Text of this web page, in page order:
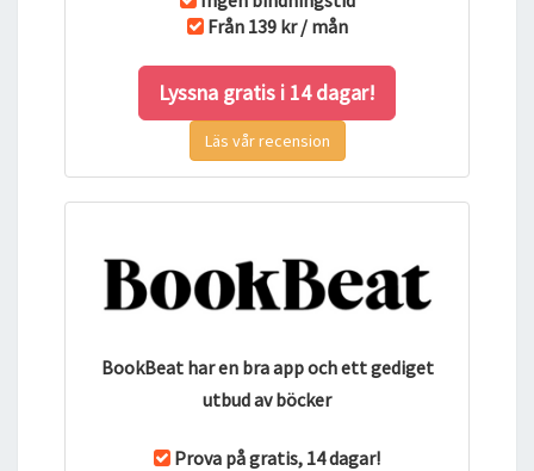
Från 139 kr / mån
Lyssna gratis i 14 dagar!
Läs vår recension
BookBeat har en bra app och ett gediget
utbud av böcker
Prova på gratis, 14 dagar!